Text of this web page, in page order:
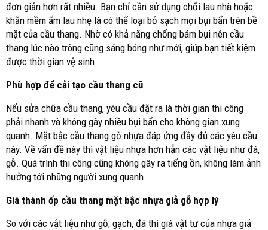
đơn giản hơn rất nhiều. Bạn chỉ cần sử dụng chổi lau nhà hoặc
khăn mềm ẩm lau nhẹ là có thể loại bỏ sạch mọi bụi bẩn trên bề
mặt của cầu thang. Nhờ có khả năng chống bám bụi nên cầu
thang lúc nào trông cũng sáng bóng như mới, giúp bạn tiết kiệm
được thời gian vệ sinh.
Phù hợp để cải tạo cầu thang cũ
Nếu sửa chữa cầu thang, yêu cầu đặt ra là thời gian thi công
phải nhanh và không gây nhiều bụi bẩn cho không gian xung
quanh. Mặt bậc cầu thang gỗ nhựa đáp ứng đầy đủ các yêu cầu
này. Về vấn đề này thì vật liệu nhựa hơn hẳn các vật liệu như đá,
gỗ. Quá trình thi công cũng không gây ra tiếng ồn, không làm ảnh
hưởng tới những người xung quanh.
Giá thành ốp cầu thang mặt bậc nhựa giả gỗ hợp lý
So với các vật liệu như gỗ, gạch, đá thì giá vật tư của nhựa giả